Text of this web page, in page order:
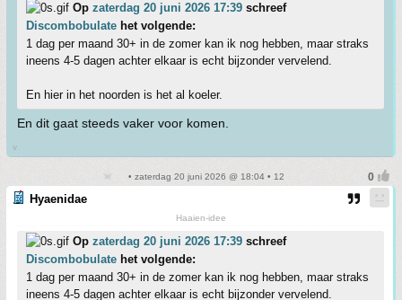
Op zaterdag 20 juni 2026 17:39 schreef
Discombobulate het volgende:
1 dag per maand 30+ in de zomer kan ik nog hebben, maar straks
ineens 4-5 dagen achter elkaar is echt bijzonder vervelend.
En hier in het noorden is het al koeler.
En dit gaat steeds vaker voor komen.
v
• zaterdag 20 juni 2026 @ 18:04 • 12
Hyaenidae
Haaien-idee
Op zaterdag 20 juni 2026 17:39 schreef
Discombobulate het volgende:
1 dag per maand 30+ in de zomer kan ik nog hebben, maar straks
ineens 4-5 dagen achter elkaar is echt bijzonder vervelend.